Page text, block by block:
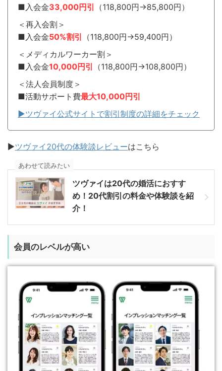
■入会金33,000円引 （118,800円→85,800円）
＜再入会割＞
■入会金50%割引 （118,800円→59,400円）
＜メディカルワーカー割＞
■入会金10,000円引 （118,800円→108,800円）
＜法人会員制度＞
■活動サポート費最大10,000円引
▶︎ツヴァイ公式サイトで割引制度の詳細をチェック
▶︎ツヴァイ20代の体験談レビューはこちら
ツヴァイは20代の婚活におすす
め！20代割引の料金や体験談を紹
介！
あわせて読みたい
会員のレベルが高い